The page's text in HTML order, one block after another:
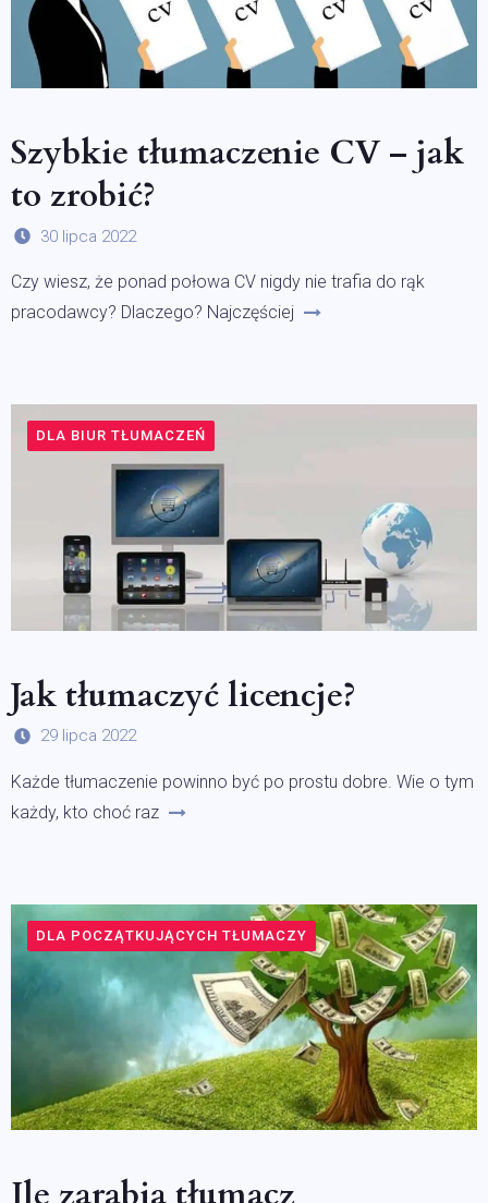
Szybkie tłumaczenie CV – jak
to zrobić?
30 lipca 2022
Czy wiesz, że ponad połowa CV nigdy nie trafia do rąk
pracodawcy? Dlaczego? Najczęściej
DLA BIUR TŁUMACZEŃ
Jak tłumaczyć licencje?
29 lipca 2022
Każde tłumaczenie powinno być po prostu dobre. Wie o tym
każdy, kto choć raz
DLA POCZĄTKUJĄCYCH TŁUMACZY